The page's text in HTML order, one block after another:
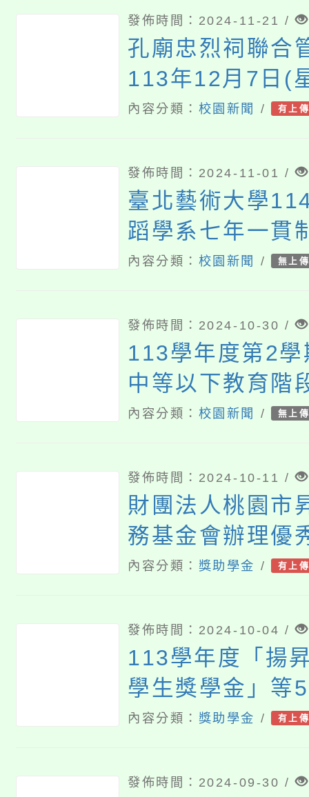
發佈時間：2024-11-21 /
孔廟忠烈祠聯合
113年12月7日(
2024桃園市孔
內容分類： 校園新聞 / 有上
發佈時間：2024-11-01 /
臺北藝術大學
蹈學系七年一貫
生訊息
內容分類： 校園新聞 / 無上
發佈時間：2024-10-30 /
113學年度第2
中等以下教育階
態個人實驗教育
內容分類： 校園新聞 / 無上
發佈時間：2024-10-11 /
財團法人桃園市
務基金會辦理優
生獎助學金申請
內容分類： 獎助學金 / 有上
發佈時間：2024-10-04 /
113學年度「揚
學生獎學金」等
申請案
內容分類： 獎助學金 / 有上
發佈時間：2024-09-30 /